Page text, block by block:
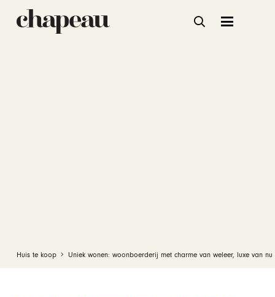
Huis te koop Uniek wonen: woonboerderij met charme van weleer, luxe van nu